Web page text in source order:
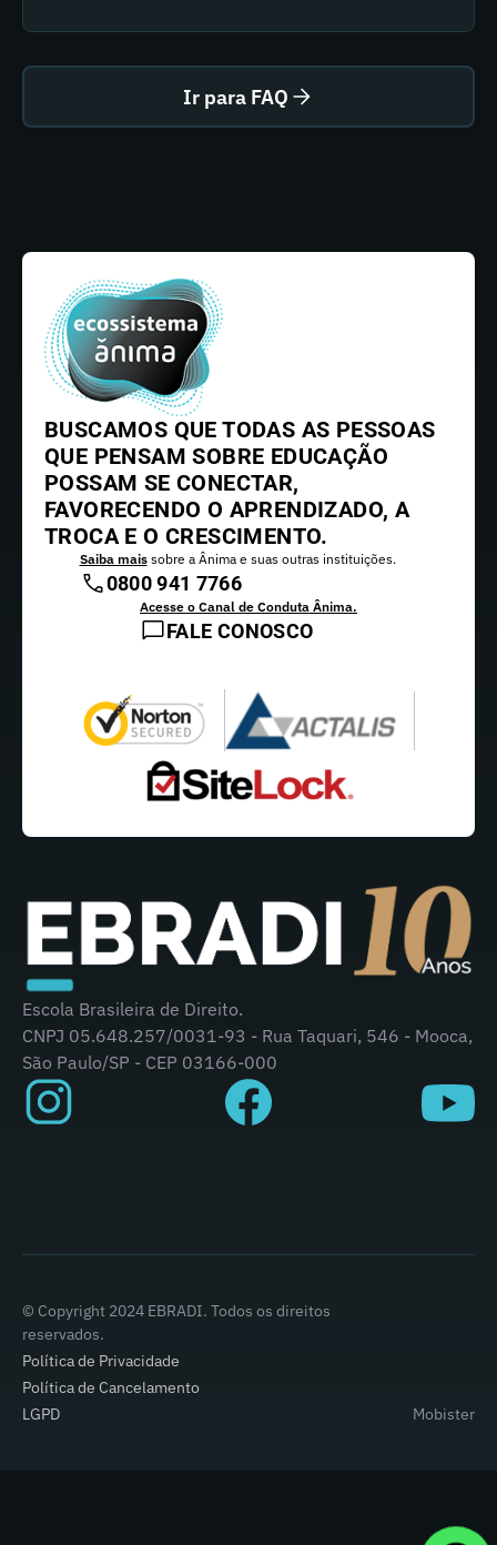
Ir para FAQ
BUSCAMOS QUE TODAS AS PESSOAS
QUE PENSAM SOBRE EDUCAÇÃO
POSSAM SE CONECTAR,
FAVORECENDO O APRENDIZADO, A
TROCA E O CRESCIMENTO.
Saiba maissobre a Ânima e suas outras instituições.
0800 941 7766
Acesse o Canal de Conduta Ânima.
FALE CONOSCO
Escola Brasileira de Direito.
CNPJ 05.648.257/0031-93 - Rua Taquari, 546 - Mooca,
São Paulo/SP - CEP 03166-000
© Copyright 2024 EBRADI. Todos os direitos
reservados.
Política de Privacidade
Política de Cancelamento
LGPD
Mobister